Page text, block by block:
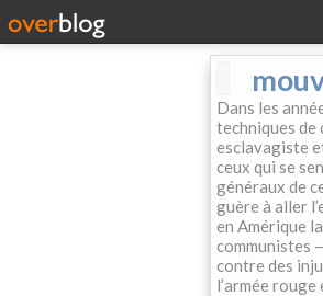
Dans les
techniques
esclavagiste
ceux qui se
généraux de
guère à aller
en Amérique
communistes
contre des
l’armée